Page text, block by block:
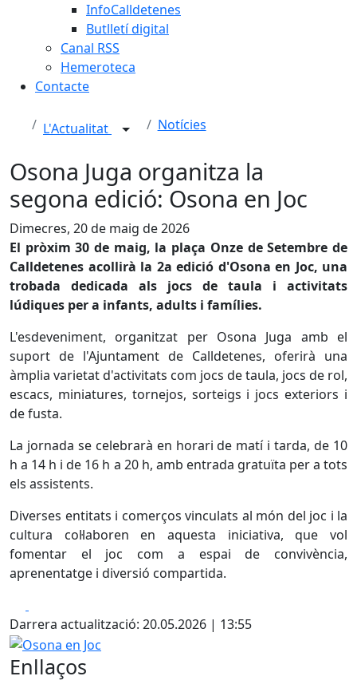
InfoCalldetenes
Butlletí digital
Canal RSS
Hemeroteca
Contacte
L'Actualitat Notícies
Osona Juga organitza la
segona edició: Osona en Joc
Dimecres, 20 de maig de 2026
El pròxim 30 de maig, la plaça Onze de Setembre de
Calldetenes acollirà la 2a edició d'Osona en Joc, una
trobada dedicada als jocs de taula i activitats
lúdiques per a infants, adults i famílies.
L'esdeveniment, organitzat per Osona Juga amb el
suport de l'Ajuntament de Calldetenes, oferirà una
àmplia varietat d'activitats com jocs de taula, jocs de rol,
escacs, miniatures, tornejos, sorteigs i jocs exteriors i
de fusta.
La jornada se celebrarà en horari de matí i tarda, de 10
h a 14 h i de 16 h a 20 h, amb entrada gratuïta per a tots
els assistents.
Diverses entitats i comerços vinculats al món del joc i la
cultura col·laboren en aquesta iniciativa, que vol
fomentar el joc com a espai de convivència,
aprenentatge i diversió compartida.
Darrera actualització: 20.05.2026 | 13:55
Osona en Joc
Enllaços